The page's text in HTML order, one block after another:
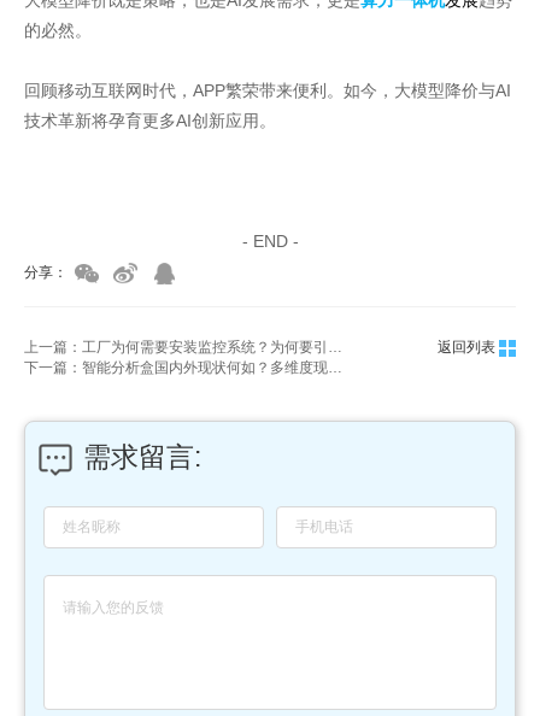
的必然。
回顾移动互联网时代，APP繁荣带来便利。如今，大模型降价与AI
技术革新将孕育更多AI创新应用。
- END -
分享：
返回列表
需求留言: